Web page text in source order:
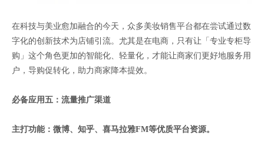
在科技与美业愈加融合的今天，众多美妆销售平台都在尝试通过数
字化的创新技术为店铺引流。尤其是在电商，只有让「专业专柜导
购」这个角色更加的智能化、轻量化，才能让商家们更好地服务用
户，导购促转化，助力商家降本提效。
必备应用五：流量推广渠道
主打功能：微博、知乎、喜马拉雅FM等优质平台资源。